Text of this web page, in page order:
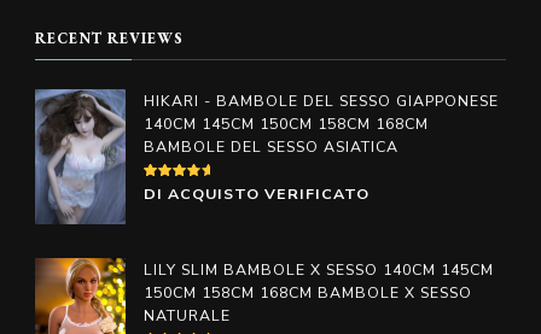
varianti.
opzioni
possono
essere
pagina
del
opzioni
possono
pagina
RECENT REVIEWS
HIKARI - BAMBOLE DEL SESSO GIAPPONESE
140CM 145CM 150CM 158CM 168CM
BAMBOLE DEL SESSO ASIATICA
VALUTATO
4SU
DI ACQUISTO VERIFICATO
LILY SLIM BAMBOLE X SESSO 140CM 145CM
150CM 158CM 168CM BAMBOLE X SESSO
NATURALE